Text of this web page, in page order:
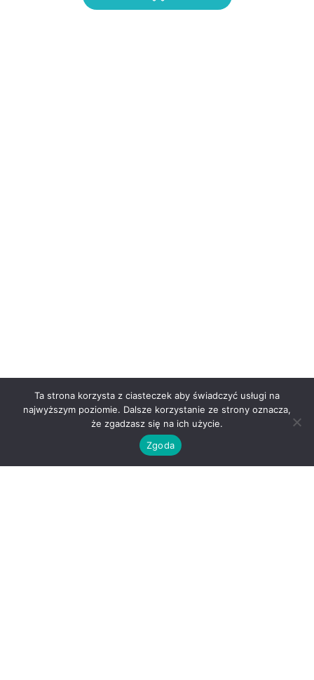
Ta strona korzysta z ciasteczek aby świadczyć usługi na
najwyższym poziomie. Dalsze korzystanie ze strony oznacza,
że zgadzasz się na ich użycie.
Zgoda